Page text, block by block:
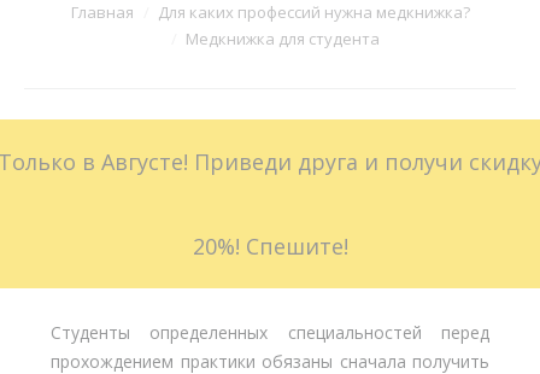
Больничные листы
Доставка
Вы здесь:Главная
Для каких профессий нужна медкнижка?
Медкнижка для студента
в Августе! Приведи друга и получи
20%! Спешите!
Студенты определенных специальностей перед
прохождением практики обязаны сначала получить